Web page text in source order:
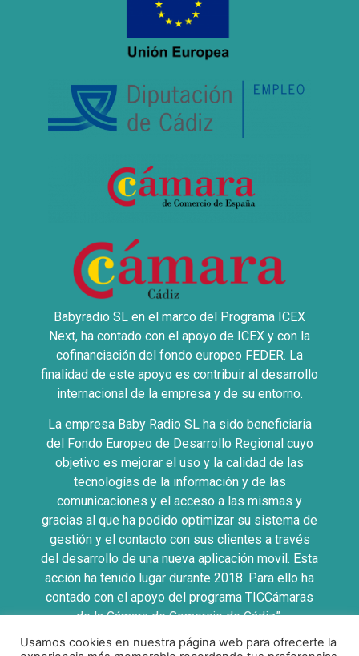
Babyradio SL en el marco del Programa ICEX
Next, ha contado con el apoyo de ICEX y con la
cofinanciación del fondo europeo FEDER. La
finalidad de este apoyo es contribuir al desarrollo
internacional de la empresa y de su entorno.
La empresa Baby Radio SL ha sido beneficiaria
del Fondo Europeo de Desarrollo Regional cuyo
objetivo es mejorar el uso y la calidad de las
tecnologías de la información y de las
comunicaciones y el acceso a las mismas y
gracias al que ha podido optimizar su sistema de
gestión y el contacto con sus clientes a través
del desarrollo de una nueva aplicación movil. Esta
acción ha tenido lugar durante 2018. Para ello ha
contado con el apoyo del programa TICCámaras
de la Cámara de Comercio de Cádiz”.
UNA MANERA DE HACER EUROPA
Usamos cookies en nuestra página web para ofrecerte la